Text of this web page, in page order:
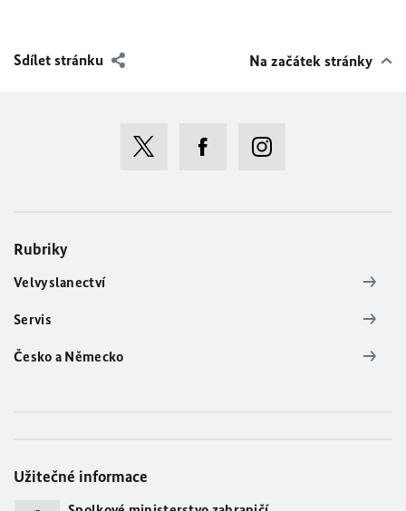
Sdílet stránku Na začátek stránky
Rubriky
Velvyslanectví
Servis
Česko a Německo
Užitečné informace